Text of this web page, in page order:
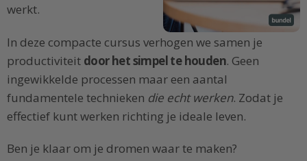
werkt.
In deze compacte cursus verhogen we samen je
productiviteit door het simpel te houden. Geen
ingewikkelde processen maar een aantal
fundamentele technieken die echt werken. Zodat je
effectief kunt werken richting je ideale leven.
Ben je klaar om je dromen waar te maken?